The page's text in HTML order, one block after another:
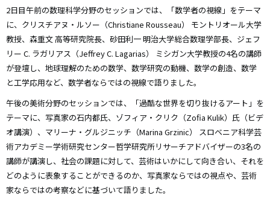
2日目午前の数理科学分野のセッションでは、「数学者の視線」をテーマ
に、クリスチアヌ・ルソー（Christiane Rousseau） モントリオール大学
教授、森重文 高等研究院長、砂田利一 明治大学総合数理学部長、ジェフ
リー C. ラガリアス（Jeffrey C. Lagarias） ミシガン大学教授の4名の講師
が登壇し、地球理解のための数学、数学研究の動機、数学の創造、数学
と工学応用など、数学者ならではの視線で語りました。
午後の美術分野のセッションでは、「過酷な世界を切り抜けるアート」を
テーマに、写真家の石内都氏、ゾフィア・クリク（Zofia Kulik）氏（ビデ
オ講演）、マリーナ・グルジニッチ（Marina Grzinic） スロベニア科学芸
術アカデミー学術研究センター哲学研究所リサーチアドバイザーの3名の
講師が講演し、社会の課題に対して、芸術はいかにして向き合い、それを
どのように表象することができるのか、写真家ならではの視点や、芸術
家ならではの考察などに基づいて語りました。